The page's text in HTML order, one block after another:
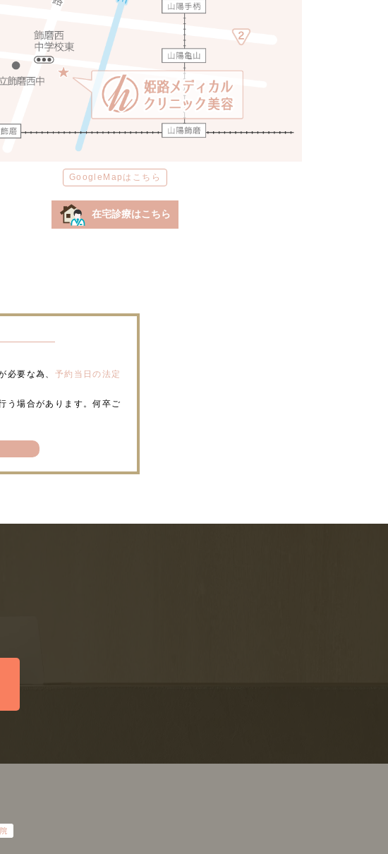
GoogleMapはこちら
在宅診療はこちら
必要な為、 予約当日の法定
う場合があります。何卒ご